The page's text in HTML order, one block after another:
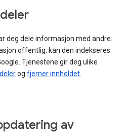
deg dele informasjon med andre.
offentlig, kan den indekseres
Tjenestene gir deg ulike
delerog fjerner innholdet.
av